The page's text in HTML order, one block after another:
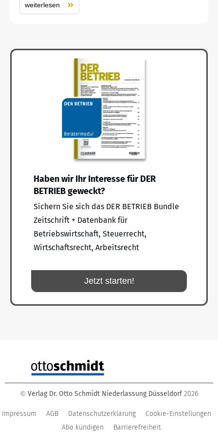
weiterlesen
Haben wir Ihr Interesse für DER
BETRIEB geweckt?
Sichern Sie sich das DER BETRIEB Bundle
Zeitschrift + Datenbank für
Betriebswirtschaft, Steuerrecht,
Wirtschaftsrecht, Arbeitsrecht
Jetzt starten!
© Verlag Dr. Otto Schmidt Niederlassung Düsseldorf 2026
Impressum AGB Datenschutzerklärung
Cookie-Einstellungen
Abo kündigen
Barrierefreiheit